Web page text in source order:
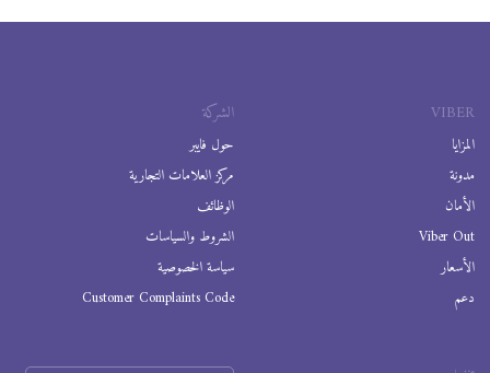
VIBER
المزايا
مدونة
الأمان
Viber Out
الأسعار
دعم
الشركة
حول فايبر
مركز العلامات التجارية
الوظائف
الشروط والسياسات
سياسة الخصوصية
Customer Complaints Code